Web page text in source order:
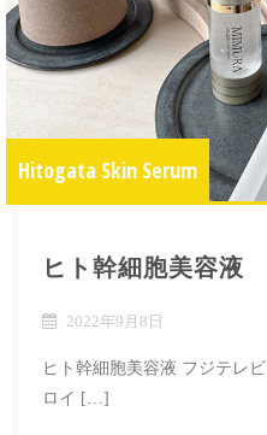
Hitogata Skin Serum
ヒト幹細胞美容液
2022年9月8日
ヒト幹細胞美容液 フジテレ
ロイ […]